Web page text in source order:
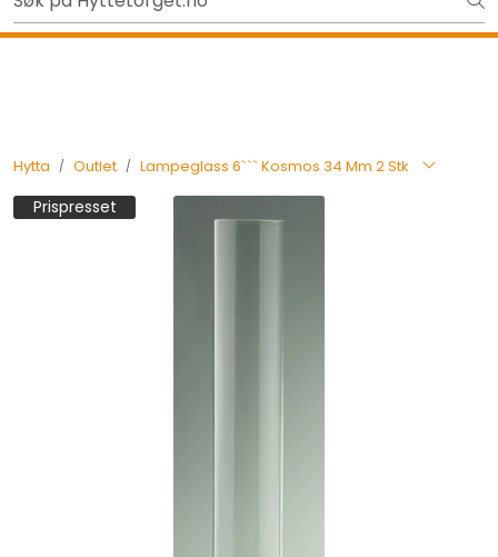
Skip to main contentUt på tur i sommer? Sjekk her først
Hytta Outlet Lampeglass 6``` Kosmos 34 Mm 2 Stk
Prispresset
Tilbake